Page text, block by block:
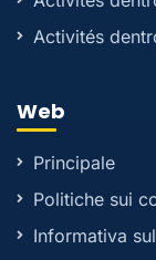
Activités
Web
Principale
Politiche sui
Informativa